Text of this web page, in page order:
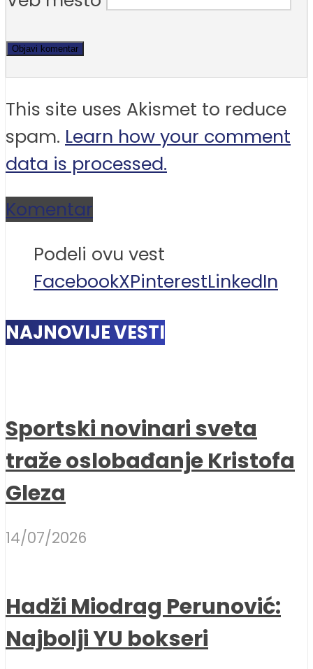
This site uses Akismet to reduce
spam. Learn how your comment
data is processed.
Komentar
Podeli ovu vest
FacebookXPinterestLinkedIn
NAJNOVIJE VESTI
Sportski novinari sveta
traže oslobađanje Kristofa
Gleza
14/07/2026
Hadži Miodrag Perunović:
Najbolji YU bokseri